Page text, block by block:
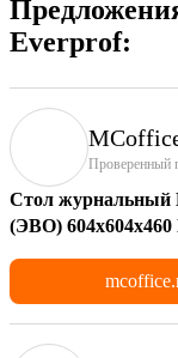
Everprof:
Проверенный
Стол журнальный
(ЭВО)